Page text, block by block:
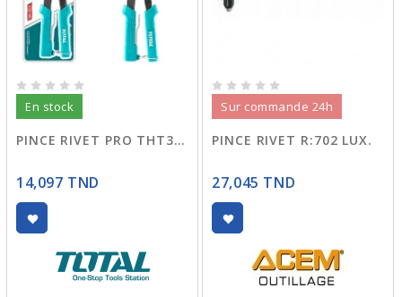
En stock
PINCE RIVET PRO THT32108S
14,097 TND
Sur commande 24h
PINCE RIVET R:702 LUX.
27,045 TND